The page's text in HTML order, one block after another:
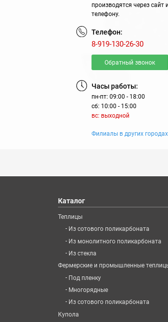
производятся через сайт
телефону.
Телефон:
8-919-130-26-30
Обратный звонок
Часы работы:
пн-пт: 09:00 - 18:00
сб: 10:00 - 15:00
вс: выходной
Филиалы в других городах
Каталог
Теплицы
- Из сотового поликарбоната
- Из монолитного поликарбоната
- Из стекла
Фермерские и промышленные
- Под пленку
- Многорядные
- Из сотового поликарбоната
Купола